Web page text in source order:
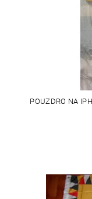
POUZDRO NA